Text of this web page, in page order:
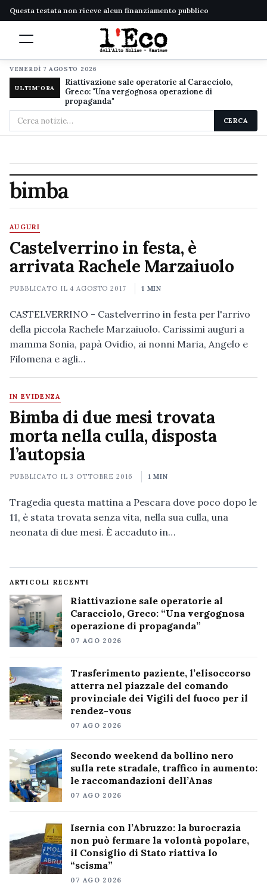
Questa testata non riceve alcun finanziamento pubblico
VENERDÌ 7 AGOSTO 2026
ULTIM'ORA
Riattivazione sale operatorie al Caracciolo,
Greco: "Una vergognosa operazione di
propaganda"
Cerca
nel
CERCA
bimba
AUGURI
Castelverrino in festa, è
arrivata Rachele Marzaiuolo
PUBBLICATO IL4 AGOSTO 2017 1 MIN
CASTELVERRINO - Castelverrino in festa per l'arrivo
della piccola Rachele Marzaiuolo. Carissimi auguri a
mamma Sonia, papà Ovidio, ai nonni Maria, Angelo e
Filomena e agli…
IN EVIDENZA
Bimba di due mesi trovata
morta nella culla, disposta
l’autopsia
PUBBLICATO IL3 OTTOBRE 2016 1 MIN
Tragedia questa mattina a Pescara dove poco dopo le
11, è stata trovata senza vita, nella sua culla, una
neonata di due mesi. È accaduto in…
ARTICOLI RECENTI
Riattivazione sale operatorie al
Caracciolo, Greco: “Una vergognosa
operazione di propaganda”
07 AGO 2026
Trasferimento paziente, l’elisoccorso
atterra nel piazzale del comando
provinciale dei Vigili del fuoco per il
rendez-vous
07 AGO 2026
Secondo weekend da bollino nero
sulla rete stradale, traffico in aumento:
le raccomandazioni dell’Anas
07 AGO 2026
Isernia con l’Abruzzo: la burocrazia
non può fermare la volontà popolare,
il Consiglio di Stato riattiva lo
“scisma”
07 AGO 2026